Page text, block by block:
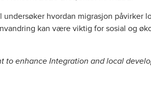
undersøker hvordan migrasjon påvirker
kan være viktig for sosial og
to enhance Integration and local